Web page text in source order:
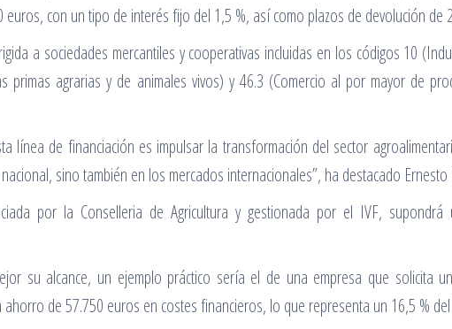
euros, con un tipo de interés fijo del 1,5 %, así como plazos de devolución
a sociedades mercantiles y cooperativas incluidas en los códigos 10
primas agrarias y de animales vivos) y 46.3 (Comercio al por mayor de
línea de financiación es impulsar la transformación del sector
sino también en los mercados internacionales”, ha destacado Ernesto
por la Conselleria de Agricultura y gestionada por el IVF,
su alcance, un ejemplo práctico sería el de una empresa que solicita
de 57.750 euros en costes financieros, lo que representa un 16,5 %